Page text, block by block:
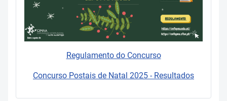
Regulamento do Concurso
Concurso Postais de Natal 2025 - Resultados